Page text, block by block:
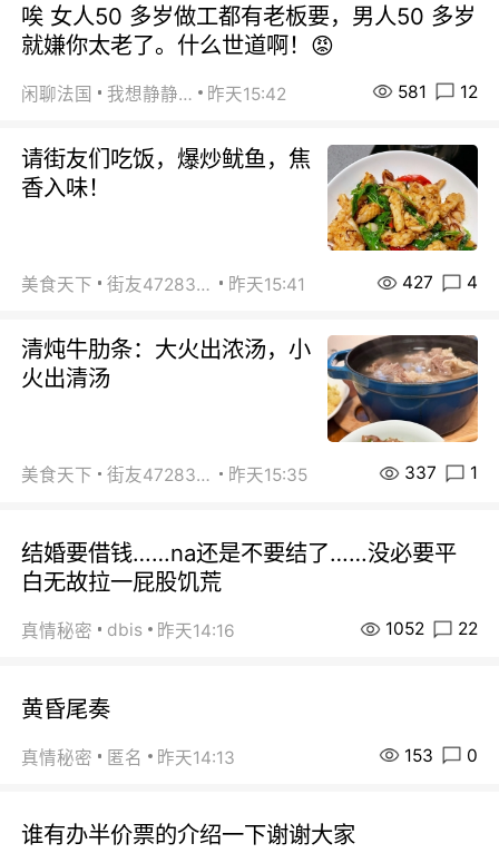
唉 女人50 多岁做工都有老板要，男人50 多岁
就嫌你太老了。什么世道啊！😡
闲聊法国 我想静静… 昨天15:42 581 12
请街友们吃饭，爆炒鱿鱼，焦
香入味！
美食天下 街友472838572 昨天15:41 427 4
清炖牛肋条：大火出浓汤，小
火出清汤
美食天下 街友472838572 昨天15:35 337 1
结婚要借钱……na还是不要结了……没必要平
白无故拉一屁股饥荒
真情秘密 dbis 昨天14:16 1052 22
黄昏尾奏
真情秘密 匿名 昨天14:13 153 0
谁有办半价票的介绍一下谢谢大家